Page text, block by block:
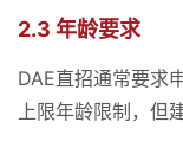
2.3 年龄要求
DAE直招通常要求
上限年龄限制，但